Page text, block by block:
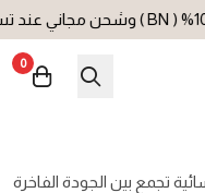
0
تجمع بين الجودة الفاخرة